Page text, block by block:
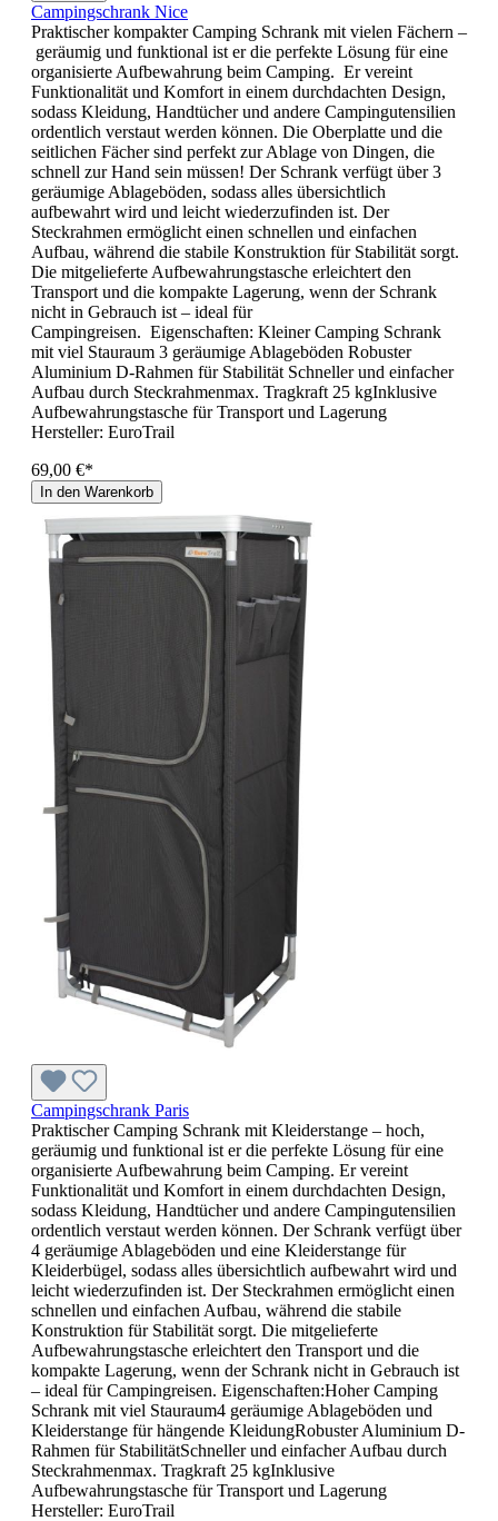
Campingschrank Nice
Praktischer kompakter Camping Schrank mit vielen Fächern –
geräumig und funktional ist er die perfekte Lösung für eine
organisierte Aufbewahrung beim Camping. Er vereint
Funktionalität und Komfort in einem durchdachten Design,
sodass Kleidung, Handtücher und andere Campingutensilien
ordentlich verstaut werden können. Die Oberplatte und die
seitlichen Fächer sind perfekt zur Ablage von Dingen, die
schnell zur Hand sein müssen! Der Schrank verfügt über 3
geräumige Ablageböden, sodass alles übersichtlich
aufbewahrt wird und leicht wiederzufinden ist. Der
Steckrahmen ermöglicht einen schnellen und einfachen
Aufbau, während die stabile Konstruktion für Stabilität sorgt.
Die mitgelieferte Aufbewahrungstasche erleichtert den
Transport und die kompakte Lagerung, wenn der Schrank
nicht in Gebrauch ist – ideal für
Campingreisen. Eigenschaften: Kleiner Camping Schrank
mit viel Stauraum 3 geräumige Ablageböden Robuster
Aluminium D-Rahmen für Stabilität Schneller und einfacher
Aufbau durch Steckrahmenmax. Tragkraft 25 kgInklusive
Aufbewahrungstasche für Transport und Lagerung
Hersteller: EuroTrail
69,00 €*
In den Warenkorb
Campingschrank Paris
Praktischer Camping Schrank mit Kleiderstange – hoch,
geräumig und funktional ist er die perfekte Lösung für eine
organisierte Aufbewahrung beim Camping. Er vereint
Funktionalität und Komfort in einem durchdachten Design,
sodass Kleidung, Handtücher und andere Campingutensilien
ordentlich verstaut werden können. Der Schrank verfügt über
4 geräumige Ablageböden und eine Kleiderstange für
Kleiderbügel, sodass alles übersichtlich aufbewahrt wird und
leicht wiederzufinden ist. Der Steckrahmen ermöglicht einen
schnellen und einfachen Aufbau, während die stabile
Konstruktion für Stabilität sorgt. Die mitgelieferte
Aufbewahrungstasche erleichtert den Transport und die
kompakte Lagerung, wenn der Schrank nicht in Gebrauch ist
– ideal für Campingreisen. Eigenschaften:Hoher Camping
Schrank mit viel Stauraum4 geräumige Ablageböden und
Kleiderstange für hängende KleidungRobuster Aluminium D-
Rahmen für StabilitätSchneller und einfacher Aufbau durch
Steckrahmenmax. Tragkraft 25 kgInklusive
Aufbewahrungstasche für Transport und Lagerung
Hersteller: EuroTrail